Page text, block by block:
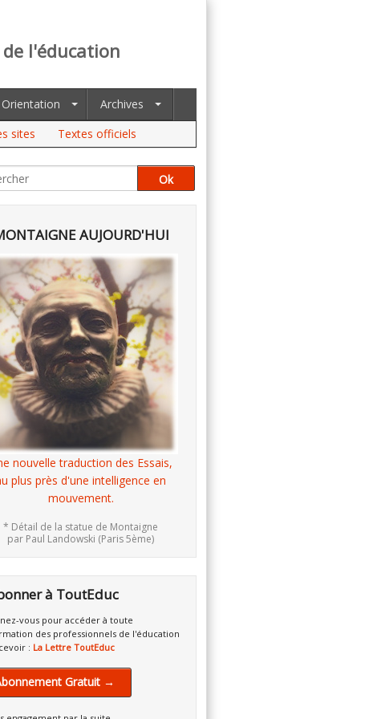
l'éducation
Orientation
Archives
sites Textes officiels
AUJOURD'HUI
nouvelle traduction des Essais,
plus près d'une intelligence en
mouvement.
* Détail de la statue de Montaigne
par Paul Landowski (Paris 5ème)
à ToutEduc
vous pour accéder à toute
des professionnels de l'éducation
: La Lettre ToutEduc
Gratuit →